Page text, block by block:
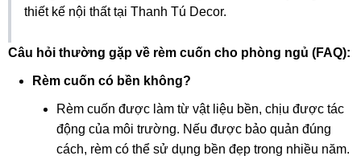
thiết kế nội thất tại Thanh Tú Decor.
Câu hỏi thường gặp về rèm cuốn cho phòng ngủ (FAQ):
Rèm cuốn có bền không?
Rèm cuốn được làm từ vật liệu bền, chịu được tác
động của môi trường. Nếu được bảo quản đúng
cách, rèm có thể sử dụng bền đẹp trong nhiều năm.